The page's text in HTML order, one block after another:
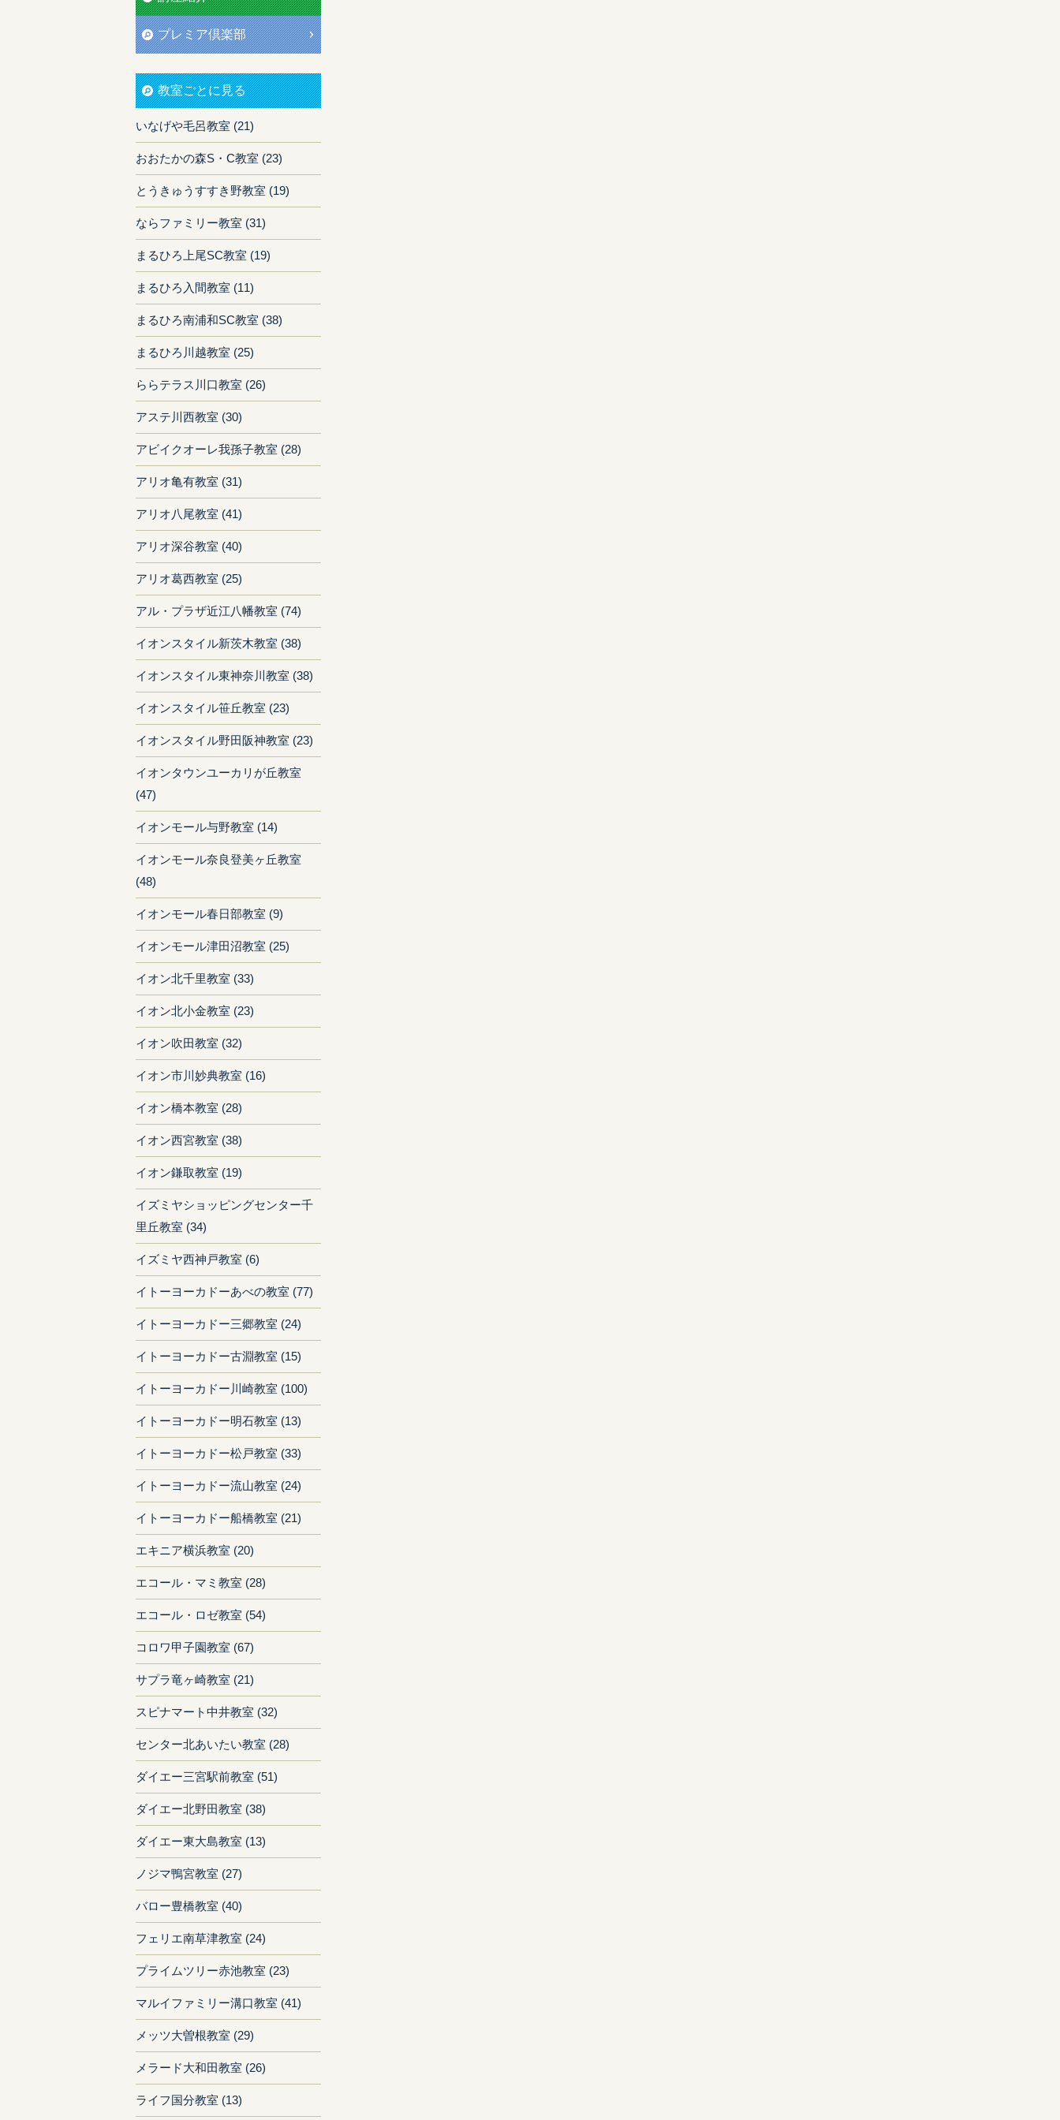
プレミア倶楽部
教室ごとに見る
いなげや毛呂教室 (21)
おおたかの森S・C教室 (23)
とうきゅうすすき野教室 (19)
ならファミリー教室 (31)
まるひろ上尾SC教室 (19)
まるひろ入間教室 (11)
まるひろ南浦和SC教室 (38)
まるひろ川越教室 (25)
ららテラス川口教室 (26)
アステ川西教室 (30)
アビイクオーレ我孫子教室 (28)
アリオ亀有教室 (31)
アリオ八尾教室 (41)
アリオ深谷教室 (40)
アリオ葛西教室 (25)
アル・プラザ近江八幡教室 (74)
イオンスタイル新茨木教室 (38)
イオンスタイル東神奈川教室 (38)
イオンスタイル笹丘教室 (23)
イオンスタイル野田阪神教室 (23)
イオンタウンユーカリが丘教室
(47)
イオンモール与野教室 (14)
イオンモール奈良登美ヶ丘教室
(48)
イオンモール春日部教室 (9)
イオンモール津田沼教室 (25)
イオン北千里教室 (33)
イオン北小金教室 (23)
イオン吹田教室 (32)
イオン市川妙典教室 (16)
イオン橋本教室 (28)
イオン西宮教室 (38)
イオン鎌取教室 (19)
イズミヤショッピングセンター千
里丘教室 (34)
イズミヤ西神戸教室 (6)
イトーヨーカドーあべの教室 (77)
イトーヨーカドー三郷教室 (24)
イトーヨーカドー古淵教室 (15)
イトーヨーカドー川崎教室 (100)
イトーヨーカドー明石教室 (13)
イトーヨーカドー松戸教室 (33)
イトーヨーカドー流山教室 (24)
イトーヨーカドー船橋教室 (21)
エキニア横浜教室 (20)
エコール・マミ教室 (28)
エコール・ロゼ教室 (54)
コロワ甲子園教室 (67)
サプラ竜ヶ崎教室 (21)
スピナマート中井教室 (32)
センター北あいたい教室 (28)
ダイエー三宮駅前教室 (51)
ダイエー北野田教室 (38)
ダイエー東大島教室 (13)
ノジマ鴨宮教室 (27)
バロー豊橋教室 (40)
フェリエ南草津教室 (24)
プライムツリー赤池教室 (23)
マルイファミリー溝口教室 (41)
メッツ大曽根教室 (29)
メラード大和田教室 (26)
ライフ国分教室 (13)